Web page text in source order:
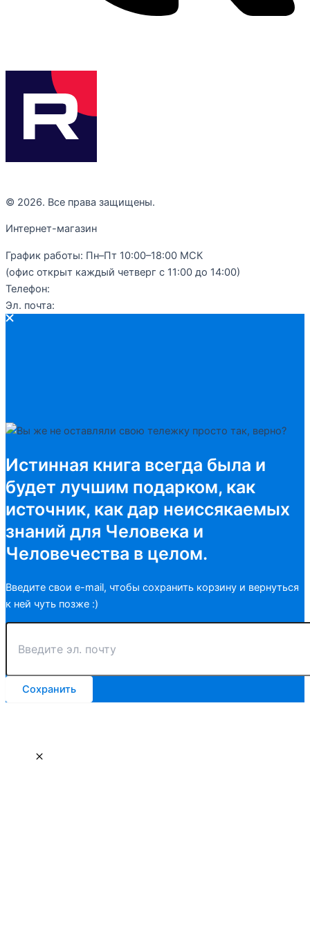
© 2026. Все права защищены.
Интернет-магазин
График работы: Пн–Пт 10:00–18:00 МСК
(офис открыт каждый четверг с 11:00 до 14:00)
Телефон:
Эл. почта:
Истинная книга всегда была и
будет лучшим подарком, как
источник, как дар неиссякаемых
знаний для Человека и
Человечества в целом.
Введите свои e-mail, чтобы сохранить корзину и вернуться
к ней чуть позже :)
Сохранить